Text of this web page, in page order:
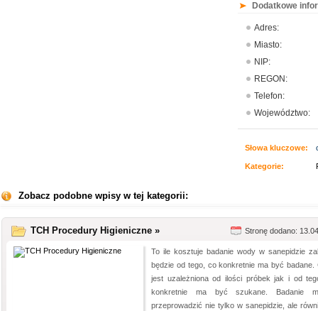
Dodatkowe
Adres:
Miasto:
NIP:
REGON:
Telefon:
Województwo:
Słowa kluczowe:
Kategorie:
Zobacz podobne wpisy w tej kategorii:
TCH Procedury Higieniczne » Stronę dodano:
To ile kosztuje badanie wody w sanepidzie
będzie od tego, co konkretnie ma być badane.
jest uzależniona od ilości próbek jak i od
konkretnie ma być szukane. Badanie
przeprowadzić nie tylko w sanepidzie, ale